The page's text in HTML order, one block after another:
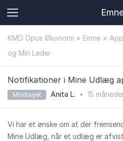
KMD Opus Økonomi Emne
og Min Leder
Notifikationer i Mine Udlæg
Modtaget Anita L. • 15
Vi har et ønske om at der
Mine Udlæg, når et udlæg er